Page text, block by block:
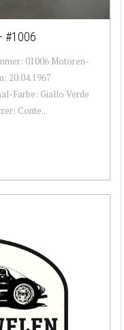
#1006
01006 Motoren-
20.04.1967
Farbe: Giallo Verde
Conte...